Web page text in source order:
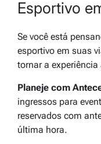
Esportivo
Se você está
esportivo em suas
tornar a
Planeje com
ingressos para
reservados com
última hora.